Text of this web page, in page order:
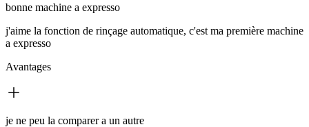
bonne machine a expresso
j'aime la fonction de rinçage automatique, c'est ma première machine
a expresso
Avantages
je ne peu la comparer a un autre